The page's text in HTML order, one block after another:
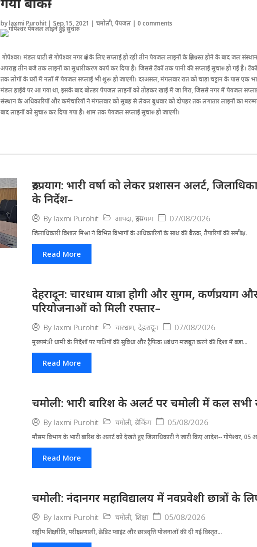
bylaxmi Purohit |Sep 15, 2021 |चमोली,पेयजल |0 comments
गोपेश्वर। मंडल घाटी से गोपेश्वर नगर क्षेत्र के लिए सप्लाई हो रही तीन पेयजल लाइनों के क्षतिग्रस्त होने के बाद जल
अपराह्न तीन बजे तक लाइनों का सुधारीकरण कार्य कर दिया है। जिससे टेंकों तक पानी की सप्लाई सुचारु हो गई है।
तक लोगों के घरों में नलों में पेयजल सप्लाई भी शुरू हो जाएगी। दरअसल, मंगलवार रात को चाड़ा चट्टान के पास एक
मंडल हाईवे पर आ गया था, इसके बाद बोल्डर पेयजल लाइनों को तोड़कर खाई में जा गिरा, जिससे नगर में पेयजल
संस्थान के अधिकारियों और कर्मचारियों ने मंगलवार को सुबह से लेकर बुधवार को दोपहर तक लगातार लाइनों का
बाद लाइनों को सुचारु कर दिया गया है। शाम तक पेयजल सप्लाई सुचारु हो जाएगी।
रुद्रप्रयाग: भारी वर्षा को लेकर प्रशासन अलर्ट,
के निर्देश–
By laxmi Purohit आपदा, रूद्रप्रयाग 07/08/2026
जिला​धिकारी विशाल मिश्रा ने वि​भिन्न विभागों के अ​धिकारियों के साथ की बैठक, तैयारियों की समीक्षा...
Read More
देहरादून: चारधाम यात्रा होगी और सुगम, कर्णप्रयाग
परियोजनाओं को मिली रफ्तार–
By laxmi Purohit चारधाम, देहरादून 07/08/2026
मुख्यमंत्री धामी के निर्देशों पर यात्रियों की सुविधा और ट्रैफिक प्रबंधन मजबूत करने की दिशा में बड़ा...
Read More
चमोली: भारी बारिश के अलर्ट पर चमोली में कल
By laxmi Purohit चमोली, ब्रेकिंग 05/08/2026
मौसम विभाग के भारी बारिश के अलर्ट को देखते हुए जिला​धिकारी ने जारी किए आदेश-- गोपेश्वर, 05
Read More
चमोली: नंदानगर महाविद्यालय में नवप्रवेशी छात्रों के
By laxmi Purohit चमोली, शिक्षा 05/08/2026
राष्ट्रीय शिक्षा नीति, परीक्षा प्रणाली, क्रेडिट प्वाइंट और छात्रवृत्ति योजनाओं की दी गई विस्तृत...